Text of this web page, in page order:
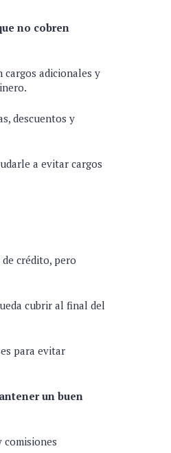
no cobren
cargos adicionales y
descuentos y
a evitar cargos
crédito, pero
cubrir al final del
para evitar
un buen
comisiones